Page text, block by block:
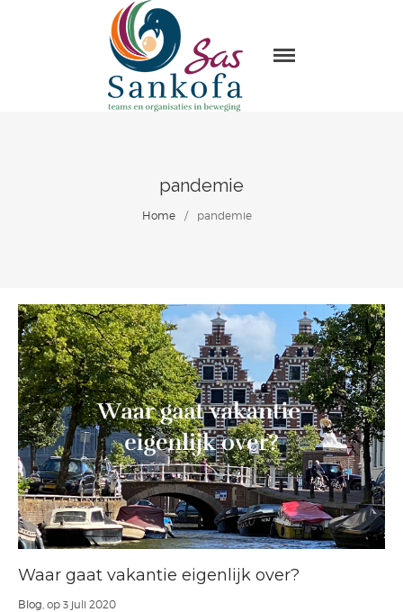
Home
Visie
Over Sas Sankofa
Contact
Sas Sankofa
pandemie
Home / pandemie
Waar gaat vakantie eigenlijk over?
Blog , op 3 juli 2020